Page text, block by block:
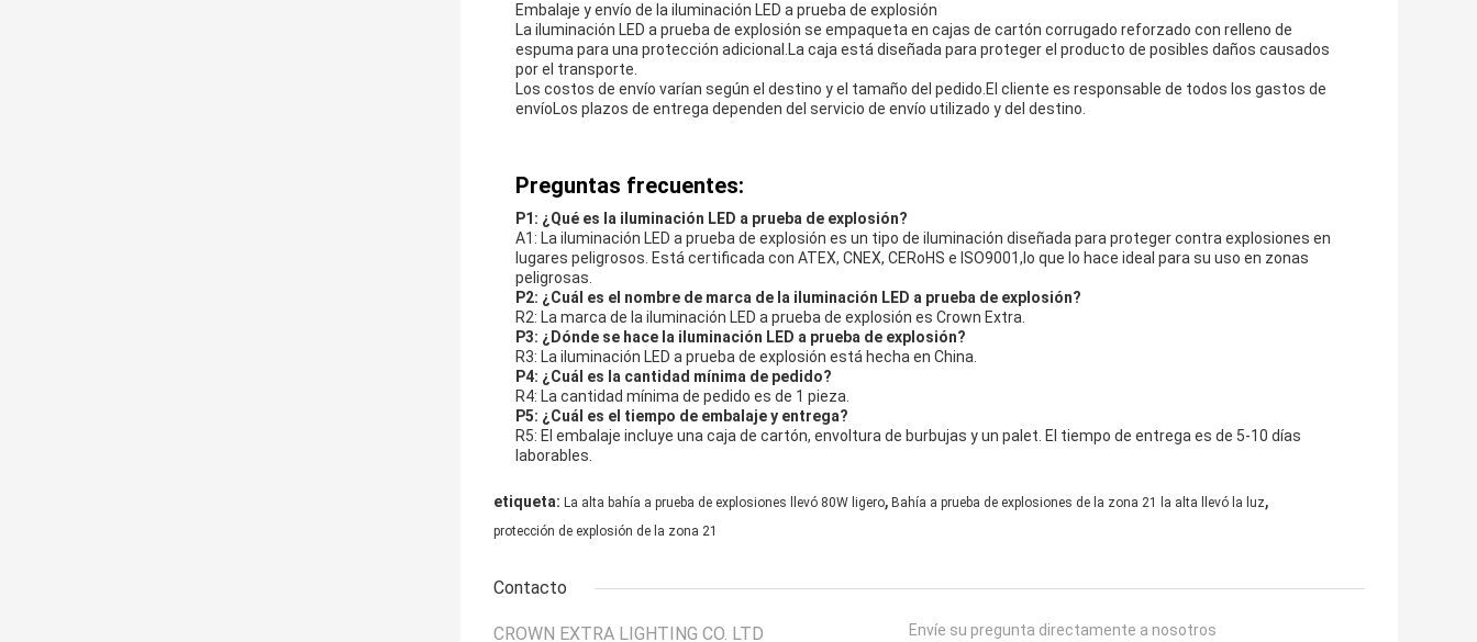
Embalaje y envío de la iluminación LED a prueba de explosión
La iluminación LED a prueba de explosión se empaqueta en cajas de cartón corrugado reforzado con relleno de
espuma para una protección adicional.La caja está diseñada para proteger el producto de posibles daños causados
por el transporte.
Los costos de envío varían según el destino y el tamaño del pedido.El cliente es responsable de todos los gastos de
envíoLos plazos de entrega dependen del servicio de envío utilizado y del destino.
Preguntas frecuentes:
P1: ¿Qué es la iluminación LED a prueba de explosión?
A1: La iluminación LED a prueba de explosión es un tipo de iluminación diseñada para proteger contra explosiones en
lugares peligrosos. Está certificada con ATEX, CNEX, CERoHS e ISO9001,lo que lo hace ideal para su uso en zonas
peligrosas.
P2: ¿Cuál es el nombre de marca de la iluminación LED a prueba de explosión?
R2: La marca de la iluminación LED a prueba de explosión es Crown Extra.
P3: ¿Dónde se hace la iluminación LED a prueba de explosión?
R3: La iluminación LED a prueba de explosión está hecha en China.
P4: ¿Cuál es la cantidad mínima de pedido?
R4: La cantidad mínima de pedido es de 1 pieza.
P5: ¿Cuál es el tiempo de embalaje y entrega?
R5: El embalaje incluye una caja de cartón, envoltura de burbujas y un palet. El tiempo de entrega es de 5-10 días
laborables.
etiqueta: La alta bahía a prueba de explosiones llevó 80W ligero, Bahía a prueba de explosiones de la zona 21 la alta llevó la luz,
protección de explosión de la zona 21
Contacto
CROWN EXTRA LIGHTING CO. LTD Envíe su pregunta directamente a nosotros